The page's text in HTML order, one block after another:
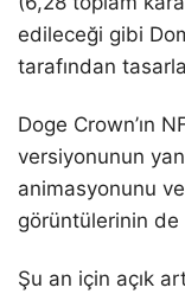
edileceği gibi
tarafından
Doge Crown’ın
versiyonunun
animasyonunu
görüntülerinin
Şu an için açık